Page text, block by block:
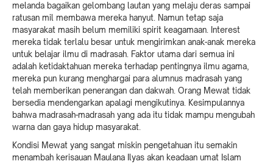
melanda bagaikan gelombang lautan yang melaju deras sampai
ratusan mil membawa mereka hanyut. Namun tetap saja
masyarakat masih belum memiliki spirit keagamaan. Interest
mereka tidak terlalu besar untuk mengirimkan anak-anak mereka
untuk belajar ilmu di madrasah. Faktor utama dari semua ini
adalah ketidaktahuan mereka terhadap pentingnya ilmu agama,
mereka pun kurang menghargai para alumnus madrasah yang
telah memberikan penerangan dan dakwah. Orang Mewat tidak
bersedia mendengarkan apalagi mengikutinya. Kesimpulannya
bahwa madrasah-madrasah yang ada itu tidak mampu mengubah
warna dan gaya hidup masyarakat.
Kondisi Mewat yang sangat miskin pengetahuan itu semakin
menambah kerisauan Maulana Ilyas akan keadaan umat Islam